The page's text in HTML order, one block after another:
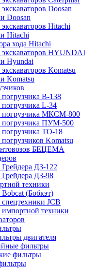
Doosan
Doosan
Hitachi
Hitachi
хода Hitachi
экскаваторов HYUNDAI
Hyundai
Komatsu
Komatsu
погрузчика B-138
погрузчика L-34
погрузчика МКСМ-800
погрузчика ПУМ-500
погрузчика ТО-18
Komatsu
БЕЦЕМА
Грейдера ДЗ-122
Грейдера ДЗ-98
техники
Bobcat (Бобкэт)
спецтехники JCB
техники
двигателя
фильтры
фильтры